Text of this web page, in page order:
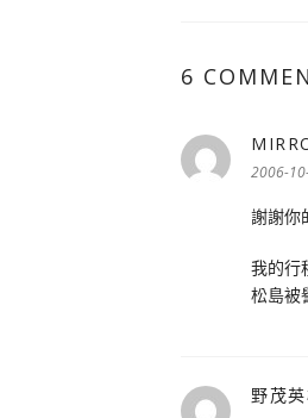
6
2006-
謝謝你
我的行
松島被
野茂